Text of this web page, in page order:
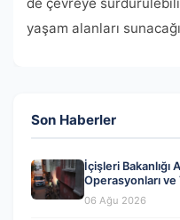
yaşam alanları
Son Haberler
İçişleri Bakanlığı
Operasyonları
06 Ağu 2026